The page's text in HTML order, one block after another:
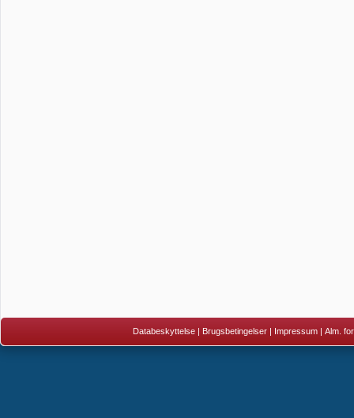
Databeskyttelse | Brugsbetingelser | Impressum | Alm.